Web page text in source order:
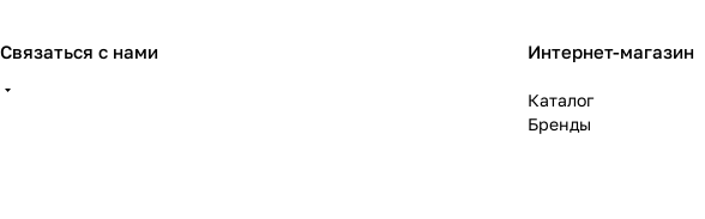
Связаться с нами Интернет-магазин
Каталог
Бренды